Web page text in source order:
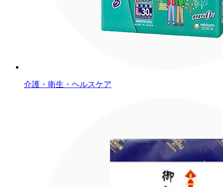
介護・衛生・ヘルスケア